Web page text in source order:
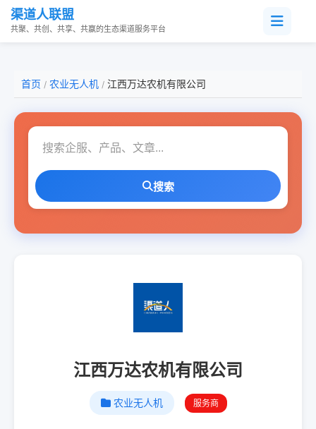
渠道人联盟
共聚、共创、共享、共赢的生态渠道服务平台
首页 / 农业无人机 / 江西万达农机有限公司
搜索
江西万达农机有限公司
农业无人机 服务商